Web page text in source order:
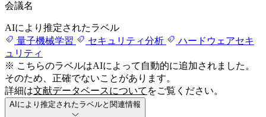
会議名
AIにより推定されたラベル
量子機械学習
セキュリティ分析
ハードウェアセキ
ュリティ
※ こちらのラベルはAIによって自動的に追加されました。
そのため、正確でないことがあります。
詳細は文献データベースについて をご覧ください。
AIにより推定されたラベルと関連情報